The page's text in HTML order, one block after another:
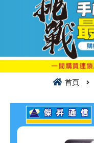
首頁